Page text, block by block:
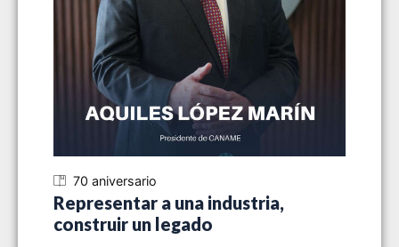
70 aniversario
Representar a una industria,
construir un legado